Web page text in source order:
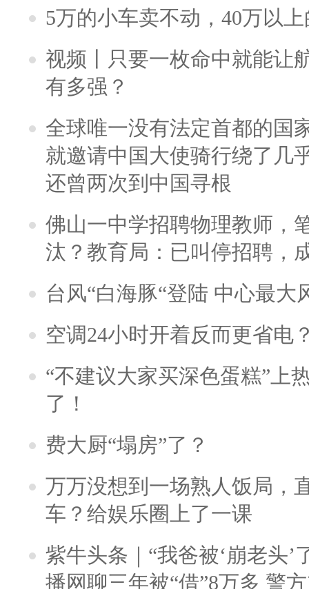
5万的小车卖不动，40万以
视频丨只要一枚命中就能让
有多强？
全球唯一没有法定首都的国
就邀请中国大使骑行绕了几
还曾两次到中国寻根
佛山一中学招聘物理教师，
汰？教育局：已叫停招聘，
台风“白海豚“登陆 中心最大
空调24小时开着反而更省电
“不建议大家买深色蛋糕”上
了！
费大厨“塌房”了？
万万没想到一场熟人饭局，
车？给娱乐圈上了一课
紫牛头条｜“我爸被‘崩老头’
播网聊三年被“借”8万多 警